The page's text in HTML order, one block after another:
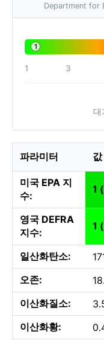
Department for
1
1 3
대
파라미터 값
미국 EPA 지
수:
1
영국 DEFRA
지수:
1
일산화탄소:
오존:
이산화질소:
이산화황: